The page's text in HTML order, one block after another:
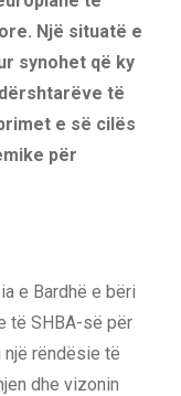
Një situatë e
synohet që ky
të
e së cilës
për
e Bardhë e bëri
të SHBA-së për
një rëndësie të
dhe vizonin